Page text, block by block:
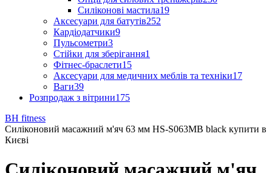
Силіконові мастила19
Аксесуари для батутів252
Кардіодатчики9
Пульсометри3
Стійки для зберігання1
Фітнес-браслети15
Аксесуари для медичних меблів та техніки17
Ваги39
Розпродаж з вітрини175
BH fitness
Силіконовий масажний м'яч 63 мм HS-S063MB black купити в
Києві